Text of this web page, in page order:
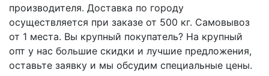
производителя. Доставка по городу
осуществляется при заказе от 500 кг. Самовывоз
от 1 места. Вы крупный покупатель? На крупный
опт у нас большие скидки и лучшие предложения,
оставьте заявку и мы обсудим специальные цены.